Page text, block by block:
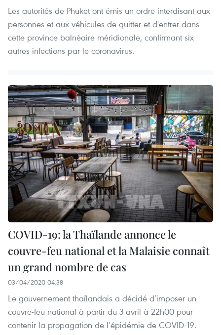
Les autorités de Phuket ont émis un ordre interdisant aux
personnes et aux véhicules de quitter et d'entrer dans
cette province balnéaire méridionale, confirmant six
autres infections par le coronavirus.
COVID-19: la Thaïlande annonce le
couvre-feu national et la Malaisie connaît
un grand nombre de cas
03/04/2020 04:38
Le gouvernement thaïlandais a décidé d’imposer un
couvre-feu national à partir du 3 avril à 22h00 pour
contenir la propagation de l’épidémie de COVID-19.